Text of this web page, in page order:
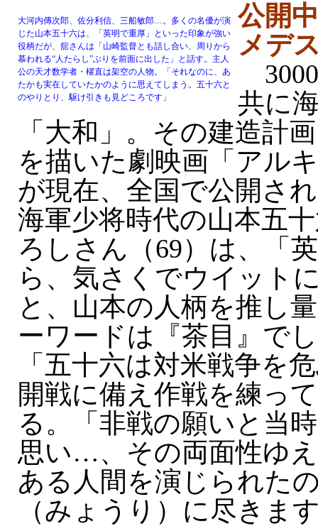
大河内傳次郎、佐分利信、三船敏郎…。多くの名優が演
じた山本五十六は、「英明で重厚」といった印象が強い
役柄だが、舘さんは「山崎監督とも話し合い、周りから
慕われる“人たらし”ぶりを前面に出した」と話す。主人
公の天才数学者・櫂直は架空の人物。「それなのに、あ
たかも実在していたかのように思えてしまう。五十六と
のやりとり、駆け引きも見どころです」
公開
メデ
共に
「大和」。その建造計
を描いた劇映画「アル
が現在、全国で公開さ
海軍少将時代の山本五
ろしさん（69）は、「
ら、気さくでウイット
と、山本の人柄を推し
ーワードは『茶目』で
「五十六は対米戦争を
開戦に備え作戦を練っ
る。「非戦の願いと当
思い…、その両面性ゆ
ある人間を演じられた
（みょうり）に尽きま